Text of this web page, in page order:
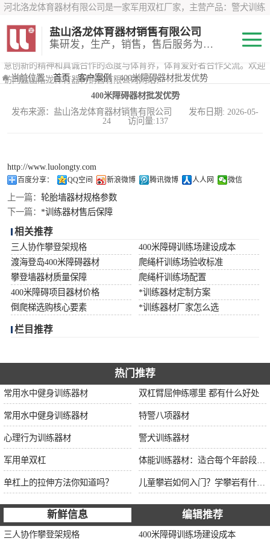
河北洛龙体育器材有限公司是一家军用双杠厂家，主营产品：警犬训练
*训练器材、400米障碍器材、军用单杠、军用双杠、军犬训练器材等训
练器材，咨询攀岩墙价格？在线咨询客服，公司以顾客至上的原则，锐
意创新的精神和真诚合作的态度与体育界，体育爱好者合作交流。欢迎
访问盐山洛龙体育器材销售有限公司网站！
盐山洛龙体育器材销售有限公司
集研发，生产，销售，售后服务为一体
当前位置：首页›客户案例› 400米障碍器材批发优势
400米障碍器材批发优势
发布来源：盐山洛龙体育器材销售有限公司 发布日期: 2026-05-
24 访问量:137
http://www.luolongty.com
百度分享： QQ空间 新浪微博 腾讯微博 人人网 微信
上一篇： 轮胎墙器材规格参数
下一篇： *训练器材售后保障
相关推荐
三人协作攀登架规格
400米障碍训练场建设成本
渡海登岛400米障碍器材
爬绳杆训练场验收标准
攀登墙器材质量保障
爬绳杆训练场配置
400米障碍项目器材价格
*训练器材定制方案
倒爬梯选购核心要素
*训练器材厂家怎么选
栏目推荐
热门推荐
常用水中健身训练器材 双杠臂屈伸练哪里 都有什么好处
常用水中健身训练器材 特警八项器材
心理行为训练器材 警犬训练器材
军用单双杠
单杠上的拉伸方法你知道吗？
新鲜信息 编辑推荐
三人协作攀登架规格 400米障碍训练场建设成本
200米障碍器材
心理行为训练器
警犬训练器材
军用单双杠
400米障碍器材